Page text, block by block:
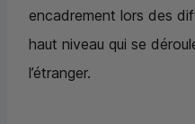
encadrement lors des
haut niveau qui se
l’étranger.